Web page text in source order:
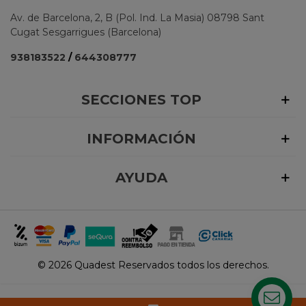
Av. de Barcelona, 2, B (Pol. Ind. La Masia) 08798 Sant
Cugat Sesgarrigues (Barcelona)
938183522 / 644308777
SECCIONES TOP
INFORMACIÓN
AYUDA
© 2026 Quadest Reservados todos los derechos.